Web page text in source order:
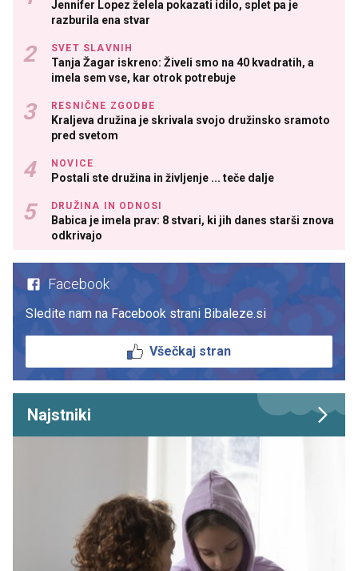
Jennifer Lopez želela pokazati idilo, splet pa je
razburila ena stvar
SVET SLAVNIH
Tanja Žagar iskreno: Živeli smo na 40 kvadratih, a
imela sem vse, kar otrok potrebuje
RESNIČNE ZGODBE
Kraljeva družina je skrivala svojo družinsko sramoto
pred svetom
NOVICE
Postali ste družina in življenje ... teče dalje
DRUŽINA IN ODNOSI
Babica je imela prav: 8 stvari, ki jih danes starši znova
odkrivajo
Facebook
Sledite nam na Facebook strani Bibaleze.si
Všečkaj stran
Najstniki